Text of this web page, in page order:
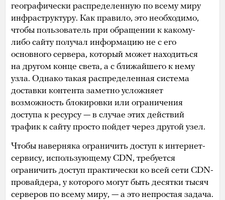
географически распределенную по всему миру
инфраструктуру. Как правило, это необходимо,
чтобы пользователь при обращении к какому-
либо сайту получал информацию не с его
основного сервера, который может находиться
на другом конце света, а с ближайшего к нему
узла. Однако такая распределенная система
доставки контента заметно усложняет
возможность блокировки или ограничения
доступа к ресурсу — в случае этих действий
трафик к сайту просто пойдет через другой узел.
Чтобы наверняка ограничить доступ к интернет-
сервису, использующему CDN, требуется
ограничить доступ практически ко всей сети CDN-
провайдера, у которого могут быть десятки тысяч
серверов по всему миру, — а это непростая задача.